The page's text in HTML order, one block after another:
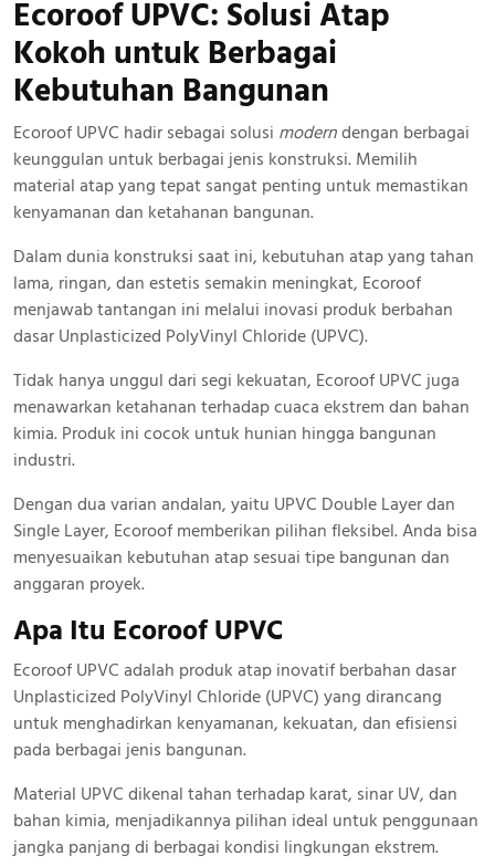
Ecoroof UPVC: Solusi Atap
Kokoh untuk Berbagai
Kebutuhan Bangunan
Ecoroof UPVC hadir sebagai solusi moderndengan berbagai
keunggulan untuk berbagai jenis konstruksi. Memilih
material atap yang tepat sangat penting untuk memastikan
kenyamanan dan ketahanan bangunan.
Dalam dunia konstruksi saat ini, kebutuhan atap yang tahan
lama, ringan, dan estetis semakin meningkat, Ecoroof
menjawab tantangan ini melalui inovasi produk berbahan
dasar Unplasticized PolyVinyl Chloride (UPVC).
Tidak hanya unggul dari segi kekuatan, Ecoroof UPVC juga
menawarkan ketahanan terhadap cuaca ekstrem dan bahan
kimia. Produk ini cocok untuk hunian hingga bangunan
industri.
Dengan dua varian andalan, yaitu UPVC Double Layer dan
Single Layer, Ecoroof memberikan pilihan fleksibel. Anda bisa
menyesuaikan kebutuhan atap sesuai tipe bangunan dan
anggaran proyek.
Apa Itu Ecoroof UPVC
Ecoroof UPVC adalah produk atap inovatif berbahan dasar
Unplasticized PolyVinyl Chloride (UPVC) yang dirancang
untuk menghadirkan kenyamanan, kekuatan, dan efisiensi
pada berbagai jenis bangunan.
Material UPVC dikenal tahan terhadap karat, sinar UV, dan
bahan kimia, menjadikannya pilihan ideal untuk penggunaan
jangka panjang di berbagai kondisi lingkungan ekstrem.